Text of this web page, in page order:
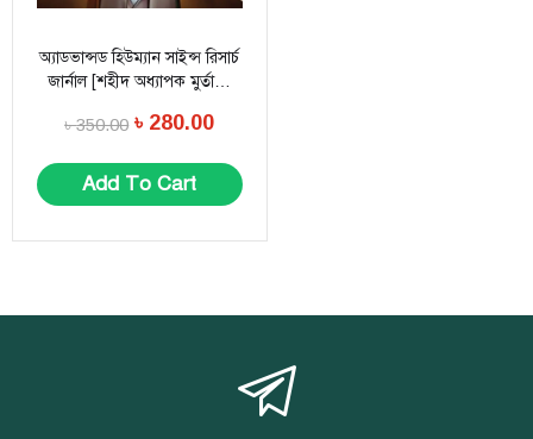
অ্যাডভান্সড হিউম্যান সাইন্স রিসার্চ
জার্নাল [শহীদ অধ্যাপক মুর্তাজা
উপর বিশেষ সংখ্যা।
৳350.00 ৳ 280.00
Add To Cart